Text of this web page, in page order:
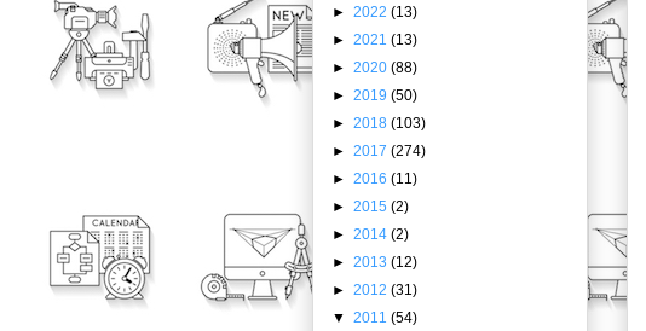
► 2022 (13)
► 2021 (13)
► 2020 (88)
► 2019 (50)
► 2018 (103)
► 2017 (274)
► 2016 (11)
► 2015 (2)
► 2014 (2)
► 2013 (12)
► 2012 (31)
▼ 2011 (54)